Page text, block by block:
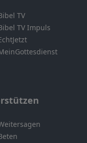
TV
TV Impuls